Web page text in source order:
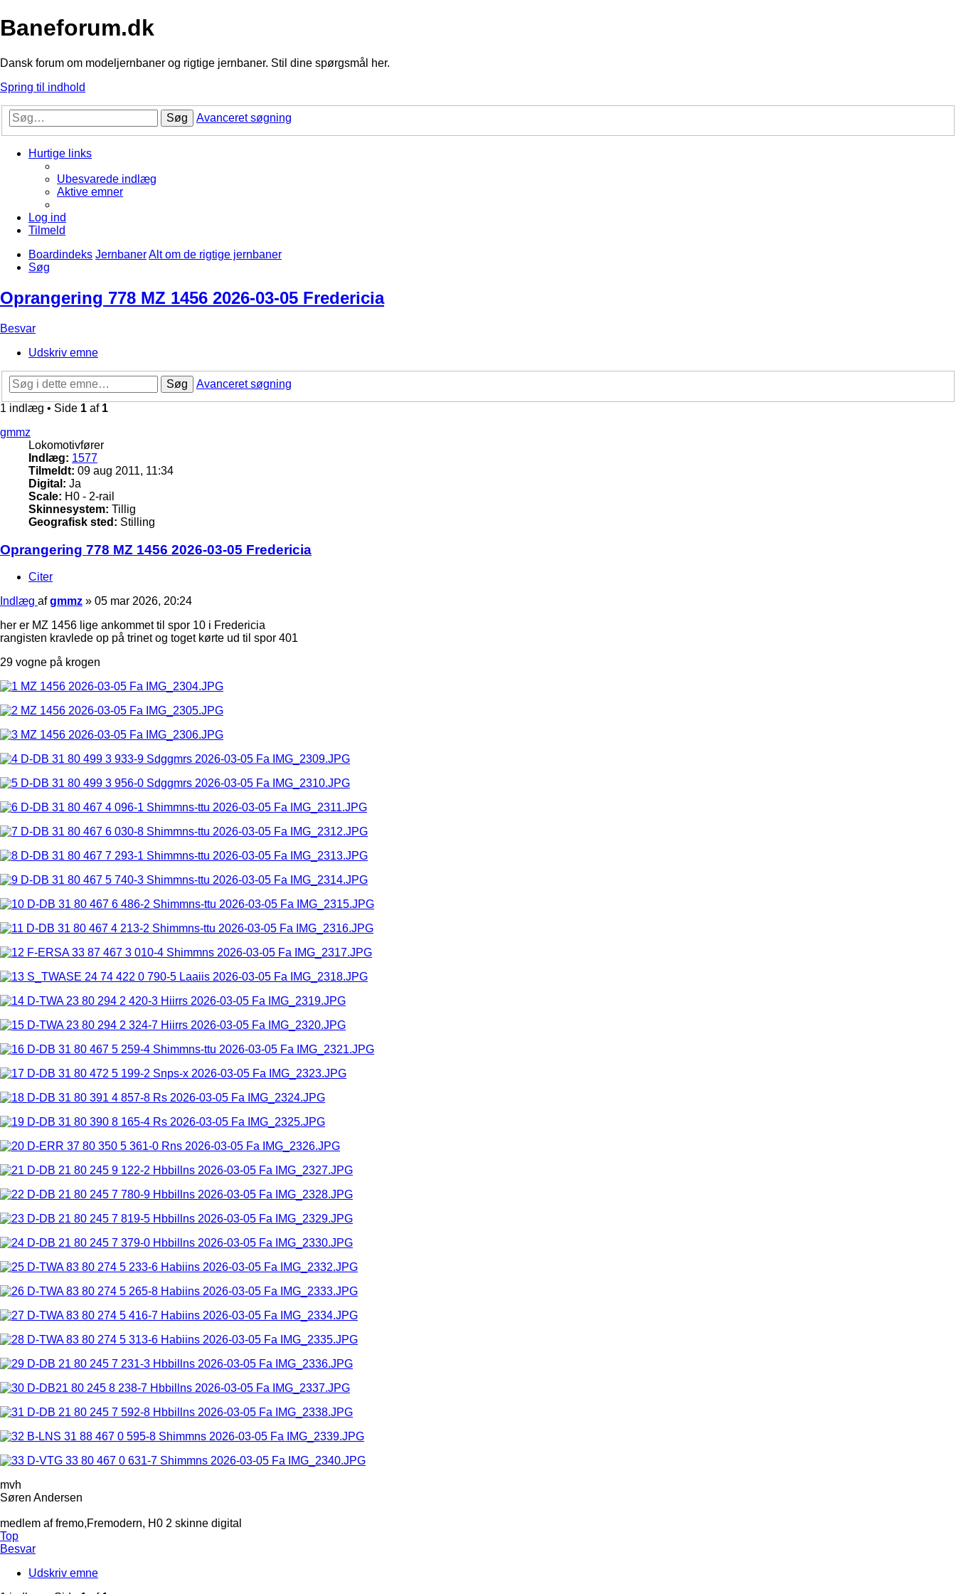
Baneforum.dk
Dansk forum om modeljernbaner og rigtige jernbaner. Stil dine spørgsmål her.
Spring til indhold
Søg Avanceret søgning
Hurtige links
Ubesvarede indlæg
Aktive emner
Log ind
Tilmeld
Boardindeks JernbanerAlt om de rigtige jernbaner
Søg
Oprangering 778 MZ 1456 2026-03-05 Fredericia
Besvar
Udskriv emne
Søg
Avanceret søgning
1 indlæg • Side 1 af 1
gmmz
Lokomotivfører
Indlæg: 1577
Tilmeldt: 09 aug 2011, 11:34
Digital: Ja
Scale: H0 - 2-rail
Skinnesystem: Tillig
Geografisk sted: Stilling
Oprangering 778 MZ 1456 2026-03-05 Fredericia
Citer
Indlæg afgmmz » 05 mar 2026, 20:24
her er MZ 1456 lige ankommet til spor 10 i Fredericia
rangisten kravlede op på trinet og toget kørte ud til spor 401
29 vogne på krogen
mvh
Søren Andersen
medlem af fremo,Fremodern, H0 2 skinne digital
Top
Besvar
Udskriv emne